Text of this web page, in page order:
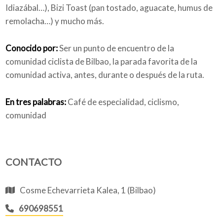
Idiazábal…), Bizi Toast (pan tostado, aguacate, humus de
remolacha…) y mucho más.
Conocido por:Ser un punto de encuentro de la
comunidad ciclista de Bilbao, la parada favorita de la
comunidad activa, antes, durante o después de la ruta.
En tres palabras:Café de especialidad, ciclismo,
comunidad
CONTACTO
Cosme Echevarrieta Kalea, 1 (Bilbao)
690698551